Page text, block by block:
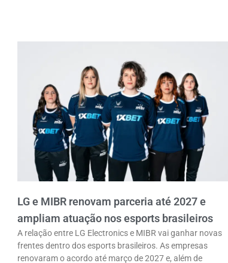
LG e MIBR renovam parceria até 2027 e
ampliam atuação nos esports brasileiros
A relação entre LG Electronics e MIBR vai ganhar novas
frentes dentro dos esports brasileiros. As empresas
renovaram o acordo até março de 2027 e, além de